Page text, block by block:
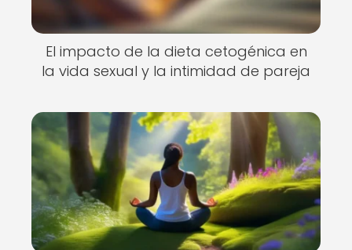
El impacto de la dieta cetogénica en
la vida sexual y la intimidad de pareja